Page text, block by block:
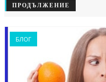
ПРОДЪЛЖЕНИЕ
БЛОГ